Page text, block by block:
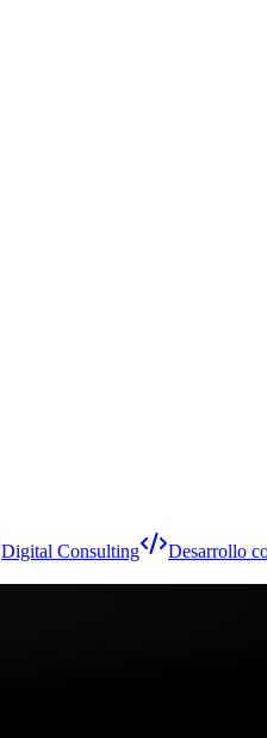
Digital Consulting Desarrollo